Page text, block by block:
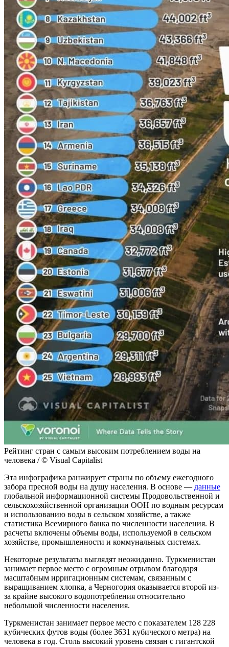
Рейтинг стран с самым высоким потреблением воды на
человека / © Visual Capitalist
Эта инфографика ранжирует страны по объему ежегодного
забора пресной воды на душу населения. В основе — данные
глобальной информационной системы Продовольственной и
сельскохозяйственной организации ООН по водным ресурсам
и использованию воды в сельском хозяйстве, а также
статистика Всемирного банка по численности населения. В
расчеты включены объемы воды, используемой в сельском
хозяйстве, промышленности и коммунальных системах.
Некоторые результаты выглядят неожиданно. Туркменистан
занимает первое место с огромным отрывом благодаря
масштабным ирригационным системам, связанным с
выращиванием хлопка, а Черногория оказывается второй из-
за крайне высокого водопотребления относительно
небольшой численности населения.
Туркменистан занимает первое место с показателем 128 228
кубических футов воды (более 3631 кубического метра) на
человека в год. Столь высокий уровень связан с гигантской